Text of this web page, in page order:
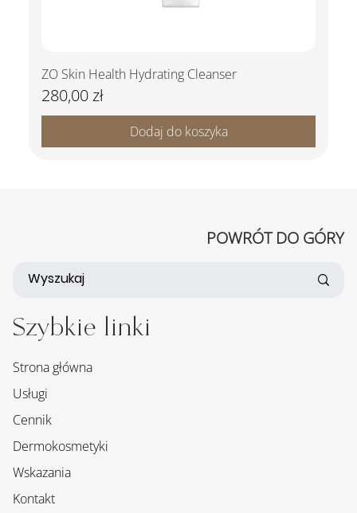
ZO Skin Health Hydrating Cleanser
Cena
280,00 zł
Dodaj do koszyka
Szybkie linki
Strona główna
Usługi
Cennik
Dermokosmetyki
Wskazania
Kontakt
POWRÓT DO GÓRY